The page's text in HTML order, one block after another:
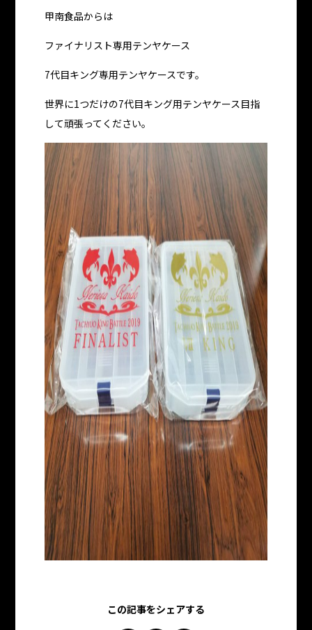
甲南食品からは
ファイナリスト専用テンヤケース
7代目キング専用テンヤケースです。
世界に1つだけの7代目キング用テンヤケース目指
して頑張ってください。
この記事をシェアする